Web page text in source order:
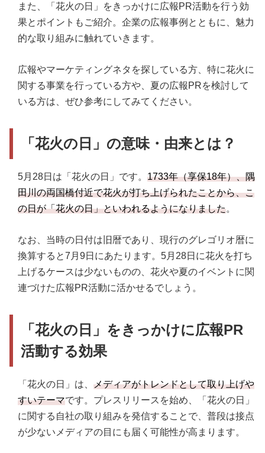
また、「花火の日」をきっかけに広報PR活動を行う効
果とポイントもご紹介。企業の広報事例とともに、魅力
的な取り組みに触れていきます。
広報やマーケティングネタを探している方、特に花火に
関する事業を行っている方や、夏の広報PRを検討して
いる方は、ぜひ参考にしてみてください。
「花火の日」の意味・由来とは？
5月28日は「花火の日」です。 1733年（享保18年）、隅
田川の両国橋付近で花火が打ち上げられたことから、こ
の日が「花火の日」といわれるようになりました。
なお、当時の日付は旧暦であり、現行のグレゴリオ暦に
換算すると7月9日にあたります。5月28日に花火を打ち
上げるケースは少ないものの、花火や夏のイベントに関
連づけた広報PR活動に活かせるでしょう。
「花火の日」をきっかけに広報PR
活動する効果
「花火の日」は、 メディアがトレンドとして取り上げや
すいテーマです。プレスリリースを始め、「花火の日」
に関する自社の取り組みを発信することで、普段は接点
が少ないメディアの目にも届く可能性が高まります。